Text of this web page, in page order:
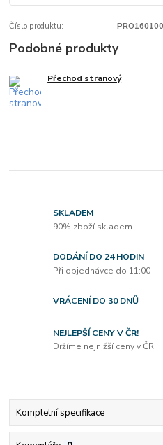
Číslo produktu: PRO160100
Podobné produkty
Přechod stranový
SKLADEM
90% zboží skladem
DODÁNÍ DO 24 HODIN
Při objednávce do 11:00
VRÁCENÍ DO 30 DNŮ
NEJLEPŠÍ CENY V ČR!
Držíme nejnižší ceny v ČR
Kompletní specifikace